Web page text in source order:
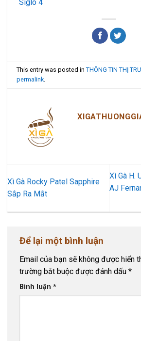
Siglo 4
This entry was posted inTHÔNG TIN THỊ
permalink.
Xì Gà Rocky Patel Sapphire
Sắp Ra Mắt
Xì Gà H.
AJ
Để lại một bình luận
Email của bạn sẽ không được hiển
trường bắt buộc được đánh dấu *
Bình luận *